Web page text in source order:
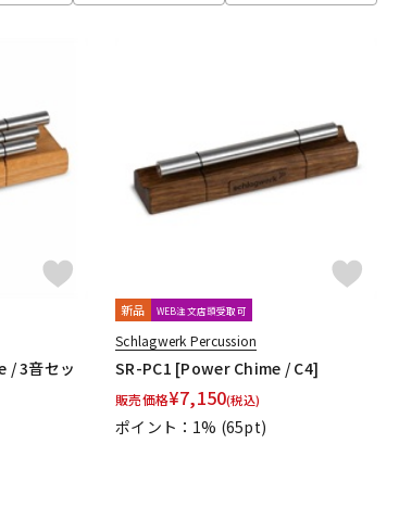
イブ 楽器アクセサ
リ
/ 3音セッ
新品 WEB注文店頭受取可
Schlagwerk Percussion
SR-PC1 [Power Chime / C4]
販売価格¥7,150(税込)
ポイント：1% (65pt)